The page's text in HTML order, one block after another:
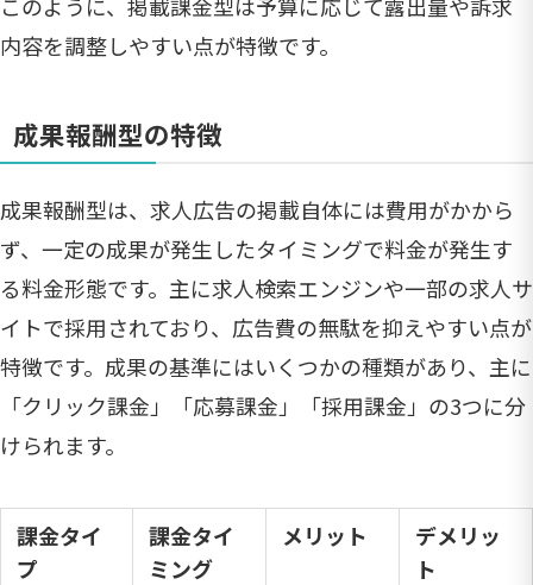
内容を調整しやすい点が特徴です。
成果報酬型の特徴
成果報酬型は、求人広告の掲載自体には費用がかから
ず、一定の成果が発生したタイミングで料金が発生す
る料金形態です。主に求人検索エンジンや一部の求人サ
イトで採用されており、広告費の無駄を抑えやすい点が
特徴です。成果の基準にはいくつかの種類があり、主に
「クリック課金」「応募課金」「採用課金」の3つに分
けられます。
課金タイ
プ
課金タイ
ミング
メリット
デメリッ
ト